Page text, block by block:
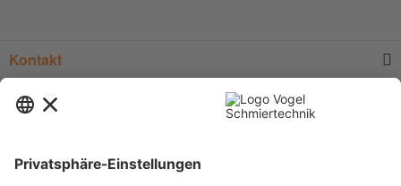
Kontakt
Service
Newsletter